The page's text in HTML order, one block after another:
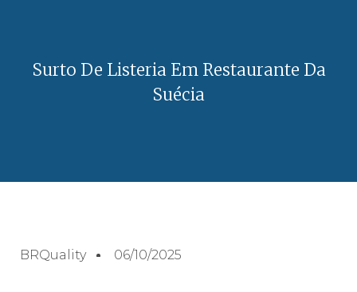
Surto De Listeria Em Restaurante Da
Suécia
BRQuality 06/10/2025